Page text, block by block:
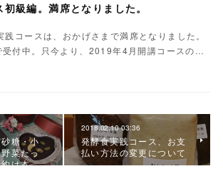
級編。満席となりました。
コースは、おかげさまで満席となりました。
受付中。只今より、2019年4月開講コースの…
糖・小
菜たっ
約は本…
2018.02.10 03:36
発酵食実践コース、お支
払い方法の変更について